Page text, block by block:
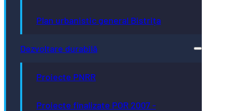
Plan urbanistic general Bistrița
Dezvoltare durabilă
Proiecte PNRR
Proiecte finalizate POR 2007 -